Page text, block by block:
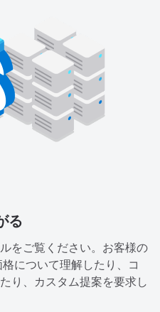
る
をご覧ください。お客様の
について理解したり、コ
り、カスタム提案を要求し